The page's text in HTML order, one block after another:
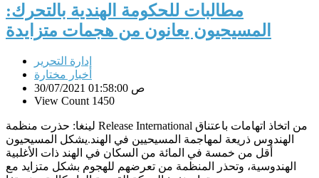
مطالبات للحكومة الهندية بالتحرك:
المسيحيون يعانون من هجمات متزايدة
إدارة التحرير
أخبار مختارة
30/07/2021 01:58:00 ص
View Count 1450
لينغا: حذرت منظمة Release International من اتخاذ اتهامات باعتناق
الهندوس ذريعة لمهاجمة المسيحيين في الهند.يشكل المسيحيون
أقل من خمسة في المائة من السكان في الهند ذات الأغلبية
الهندوسية، وتحذر المنظمة من تعرضهم للهجوم بشكل متزايد مع